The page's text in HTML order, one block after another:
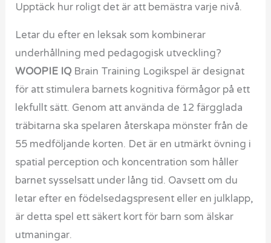
Upptäck hur roligt det är att bemästra varje nivå.
Letar du efter en leksak som kombinerar
underhållning med pedagogisk utveckling?
WOOPIE IQ Brain Training Logikspel är designat
för att stimulera barnets kognitiva förmågor på ett
lekfullt sätt. Genom att använda de 12 färgglada
träbitarna ska spelaren återskapa mönster från de
55 medföljande korten. Det är en utmärkt övning i
spatial perception och koncentration som håller
barnet sysselsatt under lång tid. Oavsett om du
letar efter en födelsedagspresent eller en julklapp,
är detta spel ett säkert kort för barn som älskar
utmaningar.